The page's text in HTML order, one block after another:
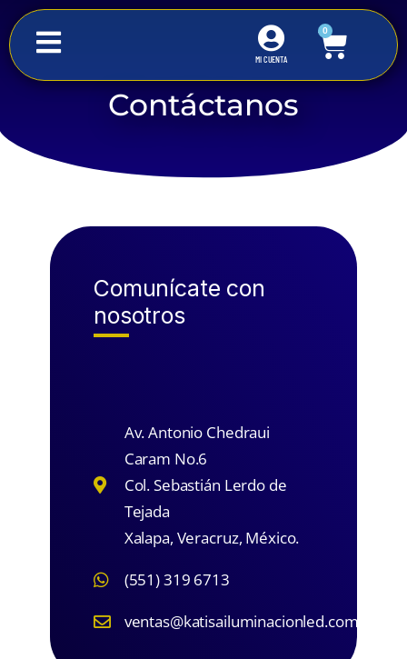
MI CUENTA
0
ContactoContáctanos
Comunícate con
nosotros
Av. Antonio Chedraui
Caram No.6
Col. Sebastián Lerdo de
Tejada
Xalapa, Veracruz, México.
(551) 319 6713
ventas@katisailuminacionled.com